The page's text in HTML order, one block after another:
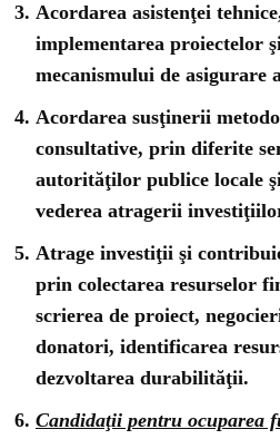
Acordarea asistenţei
implementarea proiectelor
mecanismului de
Acordarea susţinerii
consultative, prin diferite
autorităţilor publice locale
vederea atragerii
Atrage investiţii şi
prin colectarea resurselor
scrierea de proiect,
donatori, identificarea
dezvoltarea durabilităţii.
Candidaţii pentru ocuparea